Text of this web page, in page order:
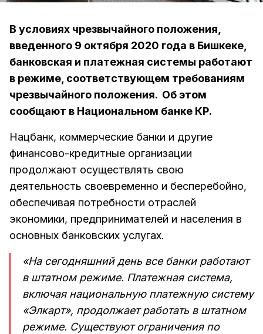
В условиях чрезвычайного положения,
введенного 9 октября 2020 года в Бишкеке,
банковская и платежная системы работают
в режиме, соответствующем требованиям
чрезвычайного положения. Об этом
сообщают в Национальном банке КР.
Нацбанк, коммерческие банки и другие
финансово-кредитные организации
продолжают осуществлять свою
деятельность своевременно и бесперебойно,
обеспечивая потребности отраслей
экономики, предпринимателей и населения в
основных банковских услугах.
«На сегодняшний день все банки работают
в штатном режиме. Платежная система,
включая национальную платежную систему
«Элкарт», продолжает работать в штатном
режиме. Существуют ограничения по